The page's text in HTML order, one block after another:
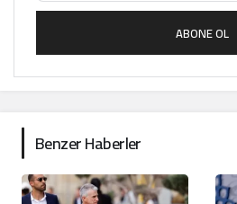
ABONE OL
Benzer Haberler